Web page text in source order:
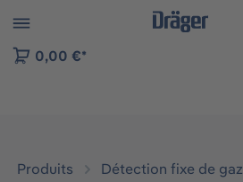
to B2B platform navigation
0,00 €*
Produits
Détection fixe de gaz